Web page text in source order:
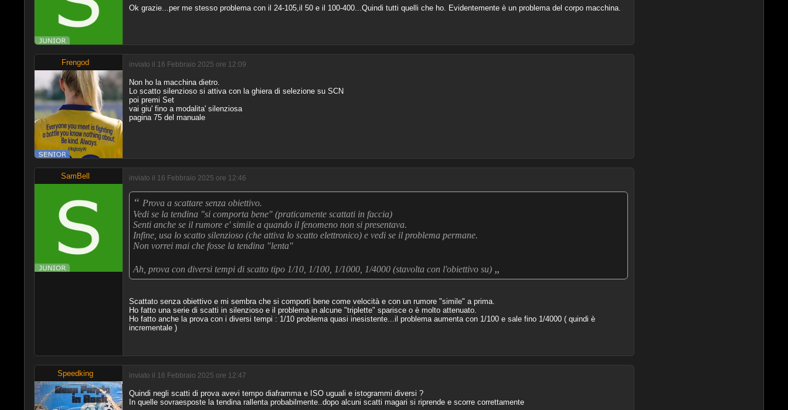
Ok grazie...per me stesso problema con il 24-105,il 50 e il 100-400...Quindi tutti quelli che ho. Evidentemente è un problema del corpo macchina.
Frengod inviato il 16 Febbraio 2025 ore 12:09
Non ho la macchina dietro.
Lo scatto silenzioso si attiva con la ghiera di selezione su SCN
poi premi Set
vai giu' fino a modalita' silenziosa
pagina 75 del manuale
SamBell inviato il 16 Febbraio 2025 ore 12:46
“ Prova a scattare senza obiettivo.
Vedi se la tendina "si comporta bene" (praticamente scattati in faccia)
Senti anche se il rumore e' simile a quando il fenomeno non si presentava.
Infine, usa lo scatto silenzioso (che attiva lo scatto elettronico) e vedi se il problema permane.
Non vorrei mai che fosse la tendina "lenta"
Ah, prova con diversi tempi di scatto tipo 1/10, 1/100, 1/1000, 1/4000 (stavolta con l'obiettivo su) „
Scattato senza obiettivo e mi sembra che si comporti bene come velocità e con un rumore "simile" a prima.
Ho fatto una serie di scatti in silenzioso e il problema in alcune "triplette" sparisce o è molto attenuato.
Ho fatto anche la prova con i diversi tempi : 1/10 problema quasi inesistente...il problema aumenta con 1/100 e sale fino 1/4000 ( quindi è
incrementale )
Speedking inviato il 16 Febbraio 2025 ore 12:47
Quindi negli scatti di prova avevi tempo diaframma e ISO uguali e istogrammi diversi ?
In quelle sovraesposte la tendina rallenta probabilmente..dopo alcuni scatti magari si riprende e scorre correttamente